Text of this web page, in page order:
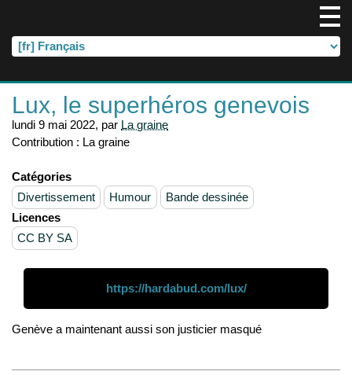
Lux, le superhéros genevois
lundi 9 mai 2022, par La graine
Contribution : La graine
Catégories
Divertissement
Humour
Bande dessinée
Licences
CC BY SA
https://hardabud.com/lux/
Genève a maintenant aussi son justicier masqué